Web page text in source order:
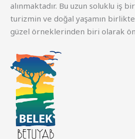
alınmaktadır. Bu uzun soluklu iş
turizmin ve doğal yaşamın
güzel örneklerinden biri olarak